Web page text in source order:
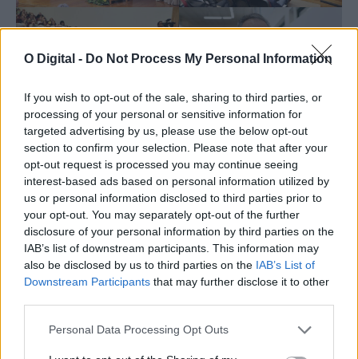
O Digital - Do Not Process My Personal Information
If you wish to opt-out of the sale, sharing to third parties, or
processing of your personal or sensitive information for
targeted advertising by us, please use the below opt-out
section to confirm your selection. Please note that after your
opt-out request is processed you may continue seeing
interest-based ads based on personal information utilized by
us or personal information disclosed to third parties prior to
your opt-out. You may separately opt-out of the further
disclosure of your personal information by third parties on the
IAB’s list of downstream participants. This information may
also be disclosed by us to third parties on the IAB’s List of
Downstream Participants that may further disclose it to other
Personal Data Processing Opt Outs